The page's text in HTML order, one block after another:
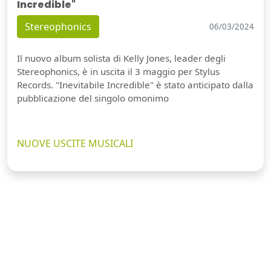
Incredible"
Stereophonics 06/03/2024
Il nuovo album solista di Kelly Jones, leader degli
Stereophonics, è in uscita il 3 maggio per Stylus
Records. "Inevitabile Incredible" è stato anticipato dalla
pubblicazione del singolo omonimo
NUOVE USCITE MUSICALI